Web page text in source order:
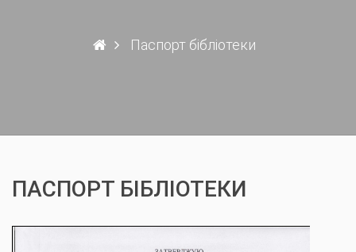
Паспорт бібліотеки
ПАСПОРТ БІБЛІОТЕКИ